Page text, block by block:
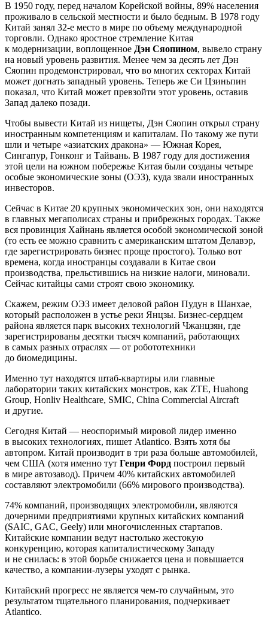
В 1950 году, перед началом Корейской войны, 89% населения
проживало в сельской местности и было бедным. В 1978 году
Китай занял 32-е место в мире по объему международной
торговли. Однако яростное стремление Китая
к модернизации, воплощенное Дэн Сяопином, вывело страну
на новый уровень развития. Менее чем за десять лет Дэн
Сяопин продемонстрировал, что во многих секторах Китай
может догнать западный уровень. Теперь же Си Цзиньпин
показал, что Китай может превзойти этот уровень, оставив
Запад далеко позади.
Чтобы вывести Китай из нищеты, Дэн Сяопин открыл страну
иностранным компетенциям и капиталам. По такому же пути
шли и четыре «азиатских дракона» — Южная Корея,
Сингапур, Гонконг и Тайвань. В 1987 году для достижения
этой цели на южном побережье Китая были созданы четыре
особые экономические зоны (ОЭЗ), куда звали иностранных
инвесторов.
Сейчас в Китае 20 крупных экономических зон, они находятся
в главных мегаполисах страны и прибрежных городах. Также
вся провинция Хайнань является особой экономической зоной
(то есть ее можно сравнить с американским штатом Делавэр,
где зарегистрировать бизнес проще простого). Только вот
времена, когда иностранцы создавали в Китае свои
производства, прельстившись на низкие налоги, миновали.
Сейчас китайцы сами строят свою экономику.
Скажем, режим ОЭЗ имеет деловой район Пудун в Шанхае,
который расположен в устье реки Янцзы. Бизнес-сердцем
района является парк высоких технологий Чжанцзян, где
зарегистрированы десятки тысяч компаний, работающих
в самых разных отраслях — от робототехники
до биомедицины.
Именно тут находятся штаб-квартиры или главные
лаборатории таких китайских монстров, как ZTE, Huahong
Group, Honliv Healthcare, SMIC, China Commercial Aircraft
и другие.
Сегодня Китай — неоспоримый мировой лидер именно
в высоких технологиях, пишет Atlantico. Взять хотя бы
автопром. Китай производит в три раза больше автомобилей,
чем США (хотя именно тут Генри Форд построил первый
в мире автозавод). Причем 40% китайских автомобилей
составляют электромобили (66% мирового производства).
74% компаний, производящих электромобили, являются
дочерними предприятиями крупных китайских компаний
(SAIC, GAC, Geely) или многочисленных стартапов.
Китайские компании ведут настолько жестокую
конкуренцию, которая капиталистическому Западу
и не снилась: в этой борьбе снижается цена и повышается
качество, а компании-лузеры уходят с рынка.
Китайский прогресс не является чем-то случайным, это
результатом тщательного планирования, подчеркивает
Atlantico.